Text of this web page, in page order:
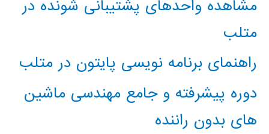
مشاهده واحدهای پشتیبانی شونده در
متلب
راهنمای برنامه نویسی پایتون در متلب
دوره پیشرفته و جامع مهندسی ماشین
های بدون راننده